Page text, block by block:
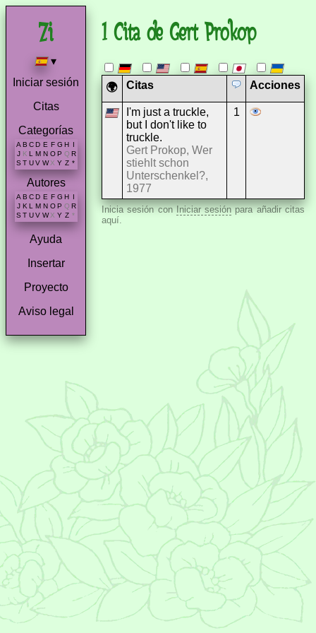
▾
Iniciar sesión
Citas
Categorías
A B C D E F G H I
J K L M N O P Q R
S T U V W X Y Z *
Autores
A B C D E F G H
J K L M N O P Q R
S T U V W X Y Z *
Ayuda
Insertar
Proyecto
Aviso legal
1 Cita de Gert Prokop
🌍 Citas Acciones
I'm just a truckle,
but I don't like to
truckle.
Gert Prokop, Wer
stiehlt schon
Unterschenkel?,
1977
1
Inicia sesión conIniciar sesiónpara añadir citas
aquí.